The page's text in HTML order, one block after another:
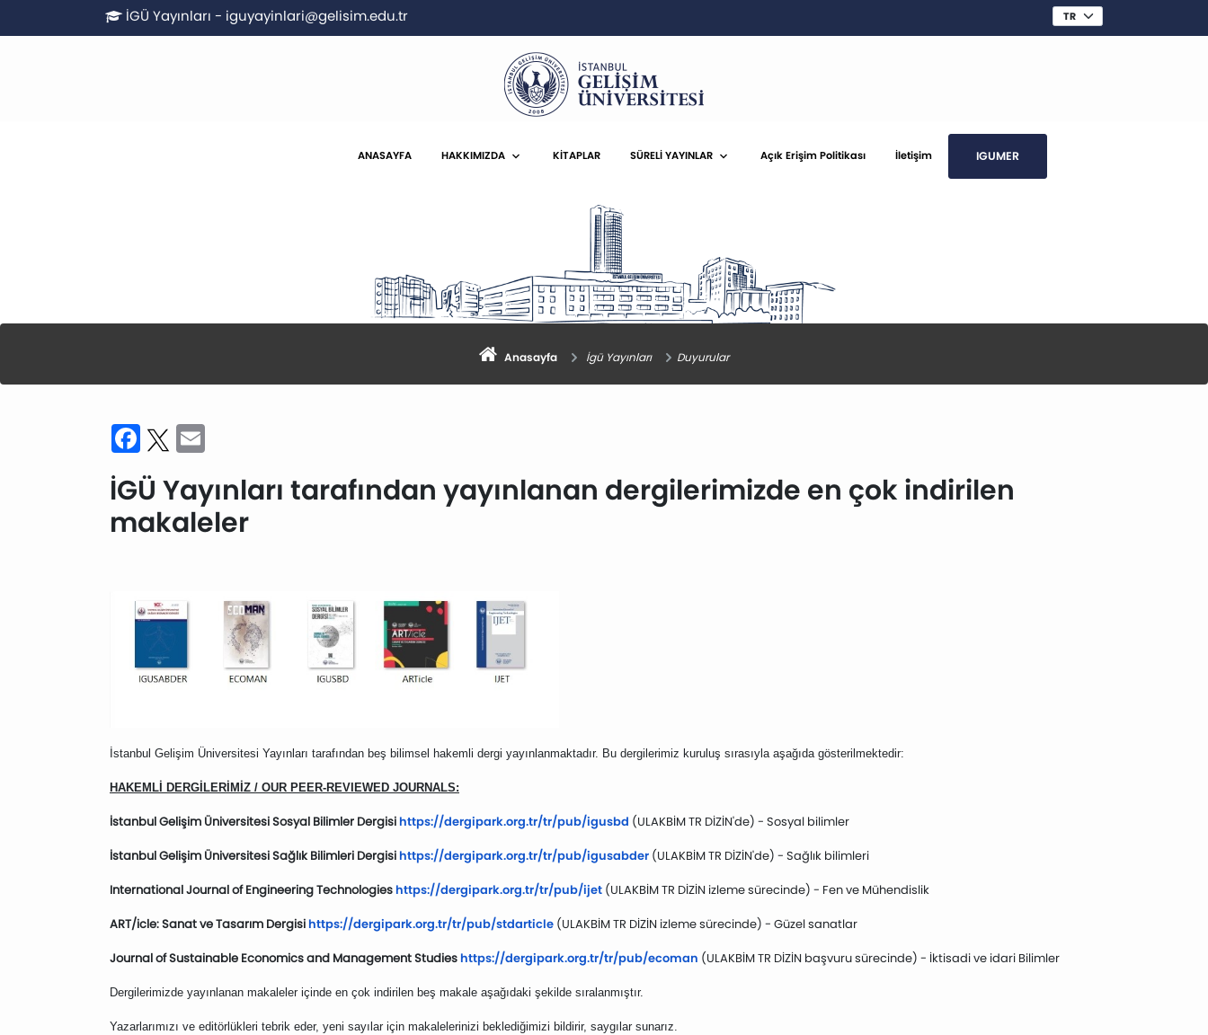
İGÜ Yayınları - iguyayinlari@gelisim.edu.tr
ANASAYFA HAKKIMIZDA KİTAPLAR SÜRELİ YAYINLAR Açık Erişim Politikası İletişim IGUMER
Anasayfa İgü Yayınları Duyurular
Facebook
Twitter
İGÜ Yayınları tarafından yayınlanan dergilerimizde en çok indirilen
makaleler
İstanbul Gelişim Üniversitesi Yayınları tarafından beş bilimsel hakemli dergi yayınlanmaktadır. Bu dergilerimiz kuruluş sırasıyla aşağıda gösterilmektedir:
HAKEMLİ DERGİLERİMİZ / OUR PEER-REVIEWED JOURNALS:
İstanbul Gelişim Üniversitesi Sosyal Bilimler Dergisihttps://dergipark.org.tr/tr/pub/igusbd (ULAKBİM TR DİZİN'de) - Sosyal bilimler
İstanbul Gelişim Üniversitesi Sağlık Bilimleri Dergisihttps://dergipark.org.tr/tr/pub/igusabder (ULAKBİM TR DİZİN'de) - Sağlık bilimleri
International Journal of Engineering Technologieshttps://dergipark.org.tr/tr/pub/ijet (ULAKBİM TR DİZİN izleme sürecinde) - Fen ve Mühendislik
ART/icle: Sanat ve Tasarım Dergisihttps://dergipark.org.tr/tr/pub/stdarticle (ULAKBİM TR DİZİN izleme sürecinde) - Güzel sanatlar
Journal of Sustainable Economics and Management Studieshttps://dergipark.org.tr/tr/pub/ecoman (ULAKBİM TR DİZİN başvuru sürecinde) - İktisadi ve idari Bilimler
Dergilerimizde yayınlanan makaleler içinde en çok indirilen beş makale aşağıdaki şekilde sıralanmıştır.
Yazarlarımızı ve editörlükleri tebrik eder, yeni sayılar için makalelerinizi beklediğimizi bildirir, saygılar sunarız.